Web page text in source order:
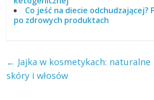
Co jeść na diecie odchudzającej?
po zdrowych produktach
← Jajka w kosmetykach:
skóry i włosów